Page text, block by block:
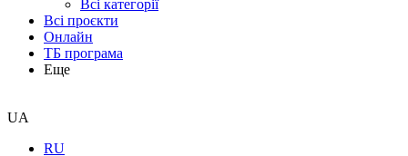
Всі категорії
Всі проєкти
Онлайн
ТБ програма
Еще
UA
RU